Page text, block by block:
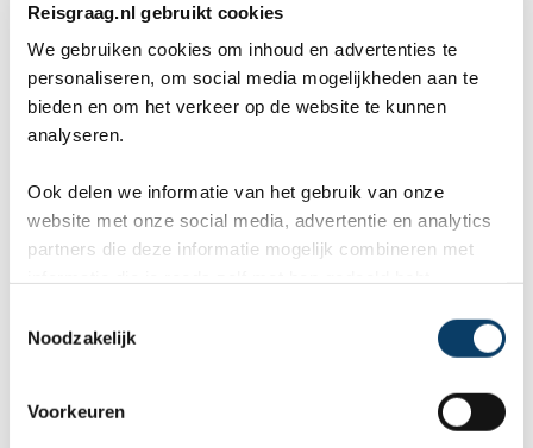
Reisgraag.nl gebruikt cookies
We gebruiken cookies om inhoud en advertenties te
personaliseren, om social media mogelijkheden aan te
bieden en om het verkeer op de website te kunnen
analyseren.
Ook delen we informatie van het gebruik van onze
website met onze social media, advertentie en analytics
partners die deze informatie mogelijk combineren met
Noodzakelijk
Voorkeuren
Het zuiden is het hele jaar goed te bereizen. In
tegenstelling tot het noorden heeft het zuiden
weinig tot geen last van ongangbare wegen. De
afhankelijk van je wensen. De ijsgrotten zijn